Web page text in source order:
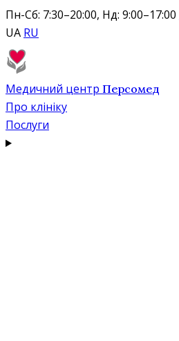
Пн-Сб: 7:30–20:00, Нд: 9:00–17:00
UA RU
Медичний центр Персомед
Про клініку
Послуги